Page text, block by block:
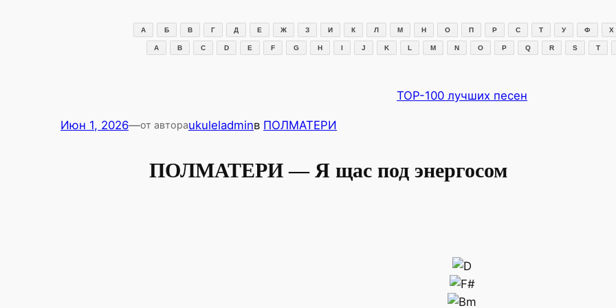
А Б В Г Д Е Ж З И К Л М Н О П Р С Т У Ф Х
A B C D E F G H I J K L M N O P Q R S T
TOP-100 лучших песен
Июн 1, 2026—от автораukuleladminв ПОЛМАТЕРИ
ПОЛМАТЕРИ — Я щас под энергосом